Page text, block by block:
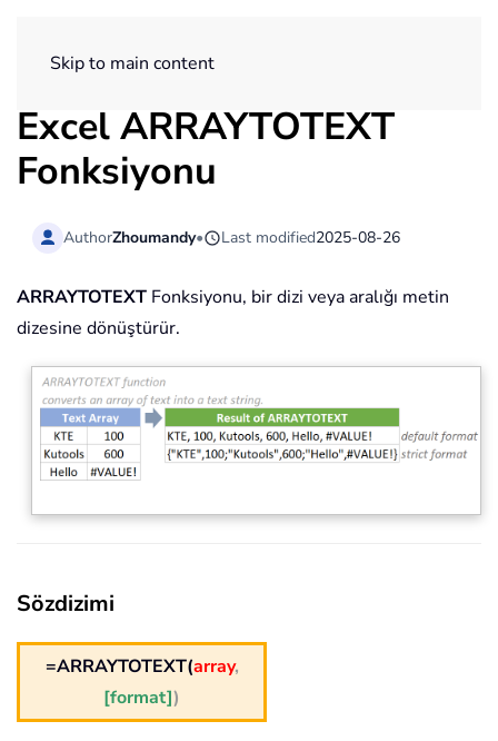
Skip to main content
Excel ARRAYTOTEXT
Fonksiyonu
AuthorZhoumandy• Last modified2025-08-26
ARRAYTOTEXT Fonksiyonu, bir dizi veya aralığı metin
dizesine dönüştürür.
Sözdizimi
=ARRAYTOTEXT(array,
[format])